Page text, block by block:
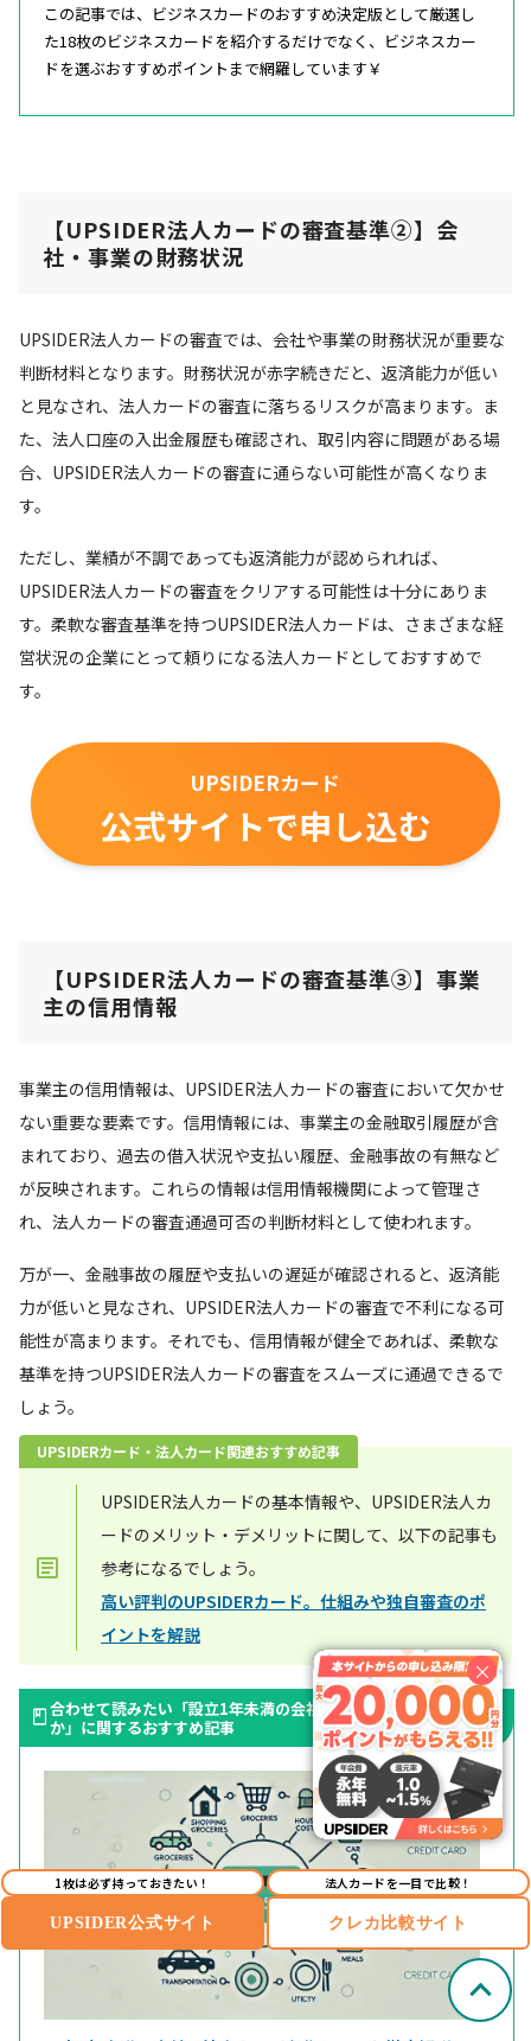
この記事では、ビジネスカードのおすすめ決定版として厳選し
た18枚のビジネスカードを紹介するだけでなく、ビジネスカー
ドを選ぶおすすめポイントまで網羅しています￥
【UPSIDER法人カードの審査基準②】 会
社・事業の財務状況
UPSIDER法人カードの審査では、会社や事業の財務状況が重要な
判断材料となります。財務状況が赤字続きだと、返済能力が低い
と見なされ、法人カードの審査に落ちるリスクが高まります。ま
た、法人口座の入出金履歴も確認され、取引内容に問題がある場
合、UPSIDER法人カードの審査に通らない可能性が高くなりま
す。
ただし、業績が不調であっても返済能力が認められれば、
UPSIDER法人カードの審査をクリアする可能性は十分にありま
す。柔軟な審査基準を持つUPSIDER法人カードは、さまざまな経
営状況の企業にとって頼りになる法人カードとしておすすめで
す。
UPSIDERカード
公式サイトで申し込む
【UPSIDER法人カードの審査基準③】 事業
主の信用情報
事業主の信用情報は、UPSIDER法人カードの審査において欠かせ
ない重要な要素です。信用情報には、事業主の金融取引履歴が含
まれており、過去の借入状況や支払い履歴、金融事故の有無など
が反映されます。これらの情報は信用情報機関によって管理さ
れ、法人カードの審査通過可否の判断材料として使われます。
万が一、金融事故の履歴や支払いの遅延が確認されると、返済能
力が低いと見なされ、UPSIDER法人カードの審査で不利になる可
能性が高まります。それでも、信用情報が健全であれば、柔軟な
基準を持つUPSIDER法人カードの審査をスムーズに通過できるで
しょう。
UPSIDERカード・法人カード関連おすすめ記事
UPSIDER法人カードの基本情報や、UPSIDER法人カ
ードのメリット・デメリットに関して、以下の記事も
参考になるでしょう。
高い評判のUPSIDERカード。仕組みや独自審査のポ
イントを解説
合わせて読みたい「設立1年未満の会社は法人カードを作れるの
か」に関するおすすめ記事
×
1枚は必ず持っておきたい！
UPSIDER公式サイト
法人カードを一目で比較！
クレカ比較サイト